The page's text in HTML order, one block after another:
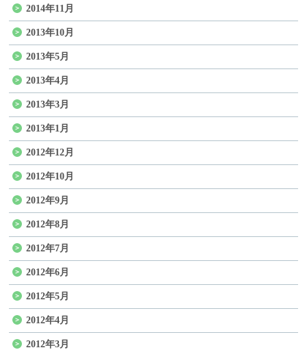
2014年11月
2013年10月
2013年5月
2013年4月
2013年3月
2013年1月
2012年12月
2012年10月
2012年9月
2012年8月
2012年7月
2012年6月
2012年5月
2012年4月
2012年3月